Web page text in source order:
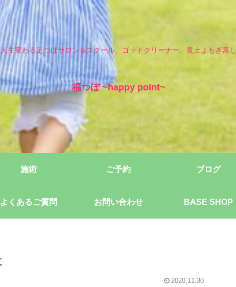
人生変わる足つぼサロン＆スクール、ゴッドクリーナー、黄土よもぎ蒸し
福つぼ ~happy point~
施術 ご予約 ブログ
よくあるご質問 お問い合わせ BASE SHOP
2020.11.30